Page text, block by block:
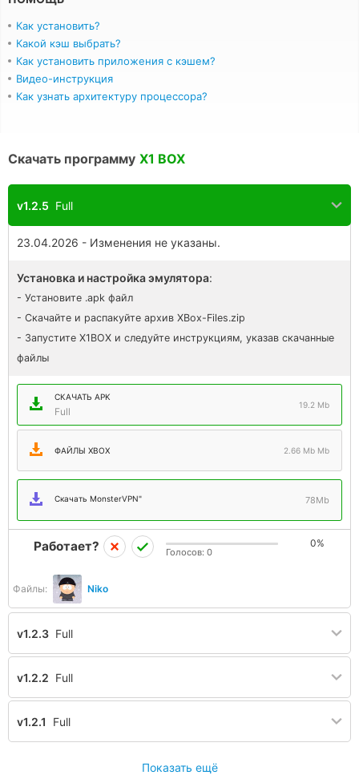
Как установить?
Какой кэш выбрать?
Как установить приложения с кэшем?
Видео-инструкция
Как узнать архитектуру процессора?
Скачать программу X1 BOX
v1.2.5 Full
23.04.2026 - Изменения не указаны.
Установка и настройка эмулятора:
- Установите .apk файл
- Скачайте и распакуйте архив XBox-Files.zip
- Запустите X1BOX и следуйте инструкциям, указав скачанные
файлы
СКАЧАТЬ APK
Full
19.2 Mb
ФАЙЛЫ XBOX 2.66 Mb Mb
Скачать MonsterVPN" 78Mb
Файлы: Niko
Работает? 0%
Голосов: 0
v1.2.3 Full
v1.2.2 Full
v1.2.1 Full
Показать ещё